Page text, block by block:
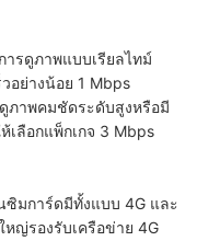
ารดูภาพแบบเรียลไทม์
อย่างน้อย 1 Mbps
ภาพคมชัดระดับสูงหรือมี
ลือกแพ็กเกจ 3 Mbps
ซิมการ์ดมีทั้งแบบ 4G และ
ญ่รองรับเครือข่าย 4G